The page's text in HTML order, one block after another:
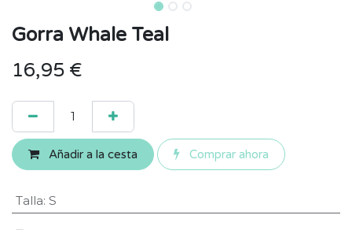
Gorra Whale Teal
16,95 €
Añadir a la cesta Comprar ahora
Talla: S